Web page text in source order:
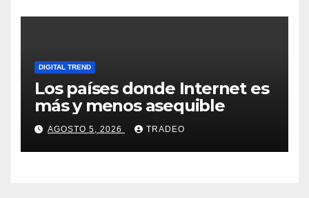
DIGITAL TREND
Los países donde Internet es
más y menos asequible
AGOSTO 5, 2026 TRADEO